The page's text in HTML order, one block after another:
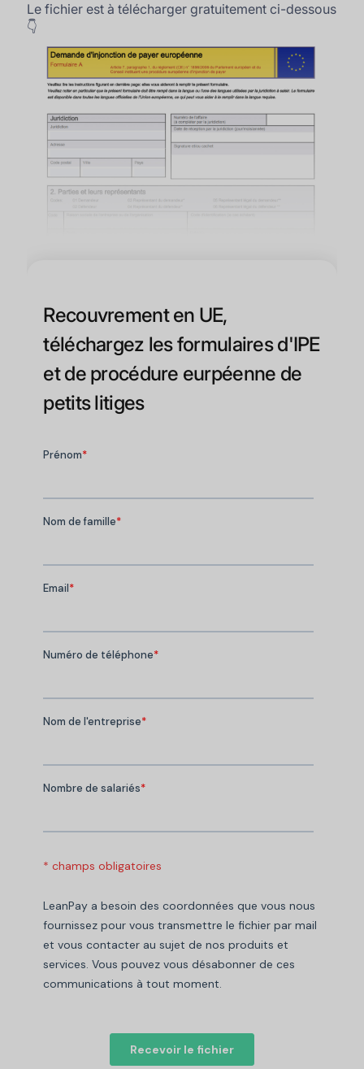
Le fichier est à télécharger gratuitement ci-dessous
👇
Recouvrement en UE,
téléchargez les formulaires d'IPE
et de procédure eurpéenne de
petits litiges